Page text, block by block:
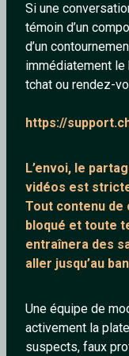
Si une
témoin d’un
d’un
immédiatement le
tchat ou rendez-
https://
L’envoi, le
vidéos est
Tout contenu de
bloqué et toute
entraînera des
aller jusqu’au
Une équipe de
activement la
suspects, faux
gasoline
gautfried
40 ans